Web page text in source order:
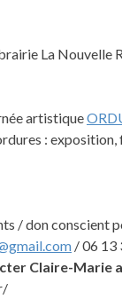
La Nouvelle
artistique
:
/ don conscient
/ 06 13
Claire-Marie